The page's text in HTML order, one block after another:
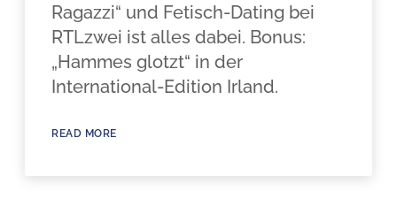
Ragazzi“ und Fetisch-Dating bei
RTLzwei ist alles dabei. Bonus:
„Hammes glotzt“ in der
International-Edition Irland.
READ MORE